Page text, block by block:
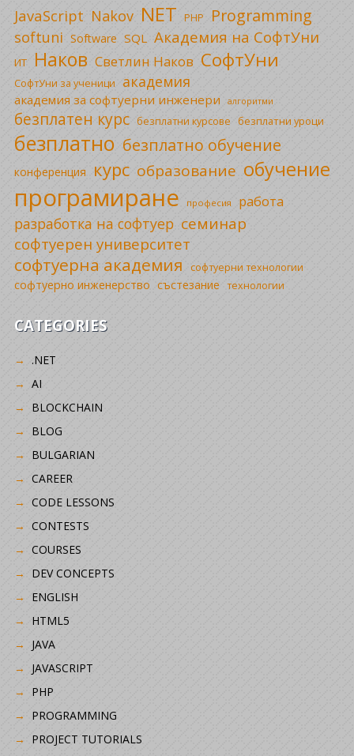
JavaScript Nakov NET PHP Programming
softuni Software SQL Академия на СофтУни
ИТ Наков Светлин Наков СофтУни
СофтУни за ученици академия
академия за софтуерни инженери алгоритми
безплатен курс безплатни курсове безплатни уроци
безплатно безплатно обучение
конференция курс образование обучение
програмиране професия работа
разработка на софтуер семинар
софтуерен университет
софтуерна академия софтуерни технологии
софтуерно инженерство състезание технологии
CATEGORIES
.NET
AI
BLOCKCHAIN
BLOG
BULGARIAN
CAREER
CODE LESSONS
CONTESTS
COURSES
DEV CONCEPTS
ENGLISH
HTML5
JAVA
JAVASCRIPT
PHP
PROGRAMMING
PROJECT TUTORIALS